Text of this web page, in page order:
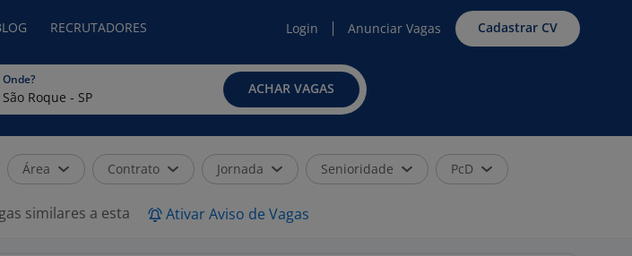
RECRUTADORES Login Anunciar Vagas Cadastrar CV
Onde?
ACHAR VAGAS
Área Contrato Jornada Senioridade PcD
similares a esta Ativar Aviso de Vagas